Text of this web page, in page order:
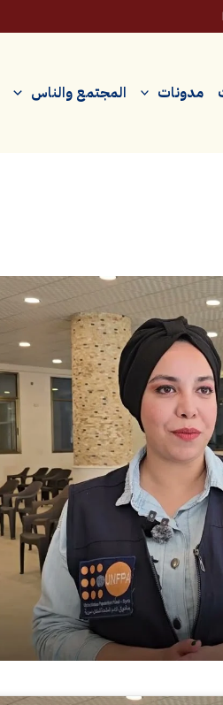
مدونات المجتمع والناس